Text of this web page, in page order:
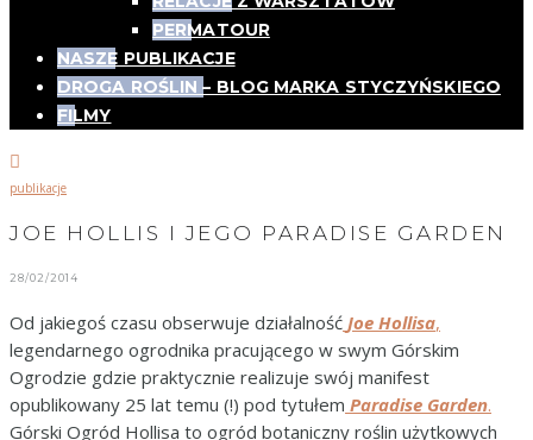
PERMATOUR
NASZE PUBLIKACJE
DROGA ROŚLIN – BLOG MARKA STYCZYŃSKIEGO
FILMY
publikacje
JOE HOLLIS I JEGO PARADISE GARDEN
28/02/2014
Od jakiegoś czasu obserwuje działalność Joe Hollisa,
legendarnego ogrodnika pracującego w swym Górskim
Ogrodzie gdzie praktycznie realizuje swój manifest
opublikowany 25 lat temu (!) pod tytułem Paradise Garden.
Górski Ogród Hollisa to ogród botaniczny roślin użytkowych